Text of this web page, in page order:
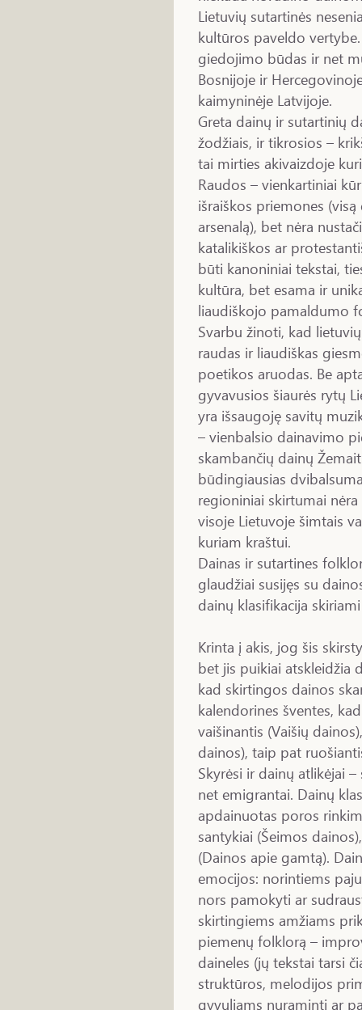
Lietuvių sutartinės
kultūros paveldo
giedojimo būdas ir net
Bosnijoje ir
kaimyninėje Latvijoje.
Greta dainų ir sutartinių
žodžiais, ir tikrosios –
tai mirties akivaizdoje
Raudos – vienkartiniai
išraiškos priemones
arsenalą), bet nėra
katalikiškos ar
būti kanoniniai tekstai,
kultūra, bet esama ir
liaudiškojo pamaldumo
Svarbu žinoti, kad
raudas ir liaudiškas
poetikos aruodas. Be
gyvavusios šiaurės rytų
yra išsaugoję savitų
– vienbalsio dainavimo
skambančių dainų
būdingiausias
regioniniai skirtumai
visoje Lietuvoje šimtais
kuriam kraštui.
Dainas ir sutartines
glaudžiai susijęs su
dainų klasifikacija
Krinta į akis, jog šis
bet jis puikiai atskleidžia
kad skirtingos dainos
kalendorines šventes,
vaišinantis (Vaišių
dainos), taip pat
Skyrėsi ir dainų atlikėjai
net emigrantai. Dainų
apdainuotas poros
santykiai (Šeimos
(Dainos apie gamtą).
emocijos: norintiems
nors pamokyti ar
skirtingiems amžiams
piemenų folklorą –
daineles (jų tekstai tarsi
struktūros, melodijos
gyvuliams nuraminti ar